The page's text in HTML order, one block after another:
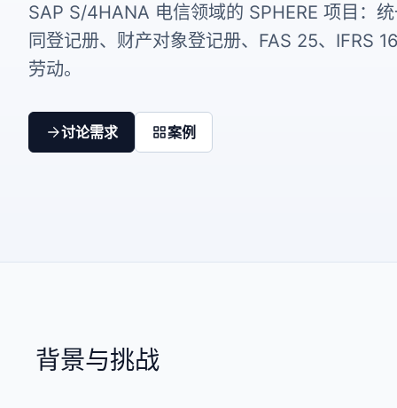
SAP S/4HANA 电信领域的 SPHERE 项目：
同登记册、财产对象登记册、FAS 25、IFRS
劳动。
讨论需求 案例
背景与挑战